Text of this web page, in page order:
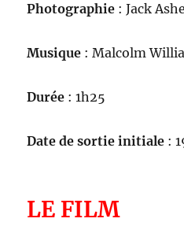
Photographie : Jack
Musique : Malcolm
Durée : 1h25
Date de sortie initiale :
LE FILM